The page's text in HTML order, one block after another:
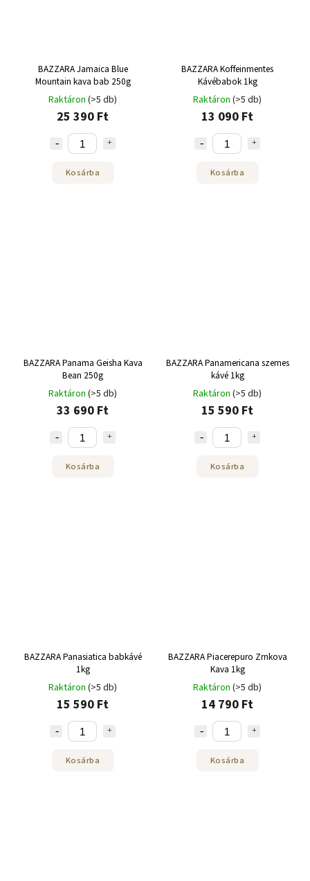
BAZZARA Jamaica Blue
Mountain kava bab 250g
Raktáron (>5 db)
25 390 Ft
Kosárba
BAZZARA Koffeinmentes
Kávébabok 1kg
Raktáron (>5 db)
13 090 Ft
Kosárba
BAZZARA Panama Geisha Kava
Bean 250g
Raktáron (>5 db)
33 690 Ft
Kosárba
BAZZARA Panamericana szemes
kávé 1kg
Raktáron (>5 db)
15 590 Ft
Kosárba
BAZZARA Panasiatica babkávé
1kg
Raktáron (>5 db)
15 590 Ft
Kosárba
BAZZARA Piacerepuro Zrnkova
Kava 1kg
Raktáron (>5 db)
14 790 Ft
Kosárba